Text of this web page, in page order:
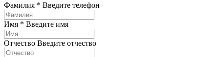
Фамилия * Введите телефон
Имя * Введите имя
Отчество Введите отчество